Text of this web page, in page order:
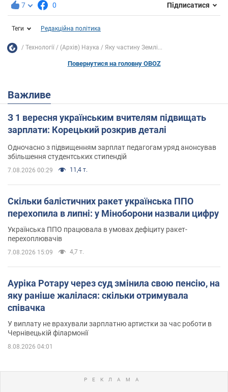
7 0 Підписатися
Теги Редакційна політика
Технології (Архів) Наука Яку частину Землі...
Повернутися на головну OBOZ
Важливе
З 1 вересня українським вчителям підвищать
зарплати: Корецький розкрив деталі
Одночасно з підвищенням зарплат педагогам уряд анонсував
збільшення студентських стипендій
7.08.2026 00:29 11,4 т.
Скільки балістичних ракет українська ППО
перехопила в липні: у Міноборони назвали цифру
Українська ППО працювала в умовах дефіциту ракет-
перехоплювачів
7.08.2026 15:09 4,7 т.
Ауріка Ротару через суд змінила свою пенсію, на
яку раніше жалілася: скільки отримувала
співачка
У виплату не врахували зарплатню артистки за час роботи в
Чернівецькій філармонії
8.08.2026 04:01